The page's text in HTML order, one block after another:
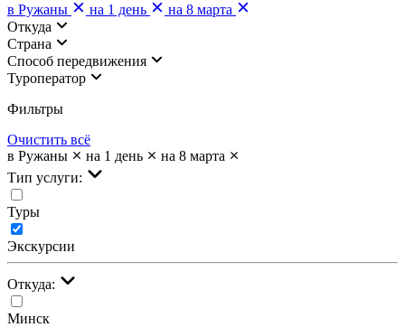
в Ружаны
на 1 день
на 8 марта
Откуда
Страна
Cпособ передвижения
Туроператор
Фильтры
Очистить всё
в Ружаны
на 1 день
на 8 марта
Тип услуги:
Туры
Экскурсии
Откуда:
Минск